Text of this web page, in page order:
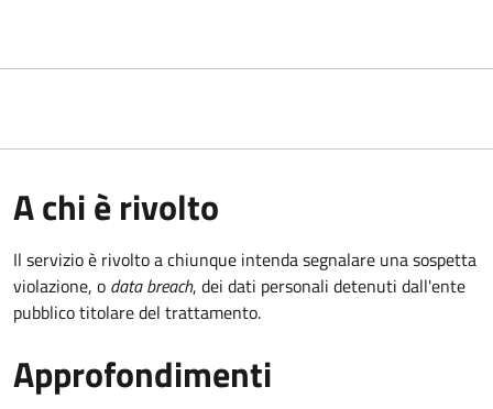
A chi è rivolto
Il servizio è rivolto a chiunque intenda segnalare una sospetta
violazione, o data breach, dei dati personali detenuti dall'ente
pubblico titolare del trattamento.
Approfondimenti